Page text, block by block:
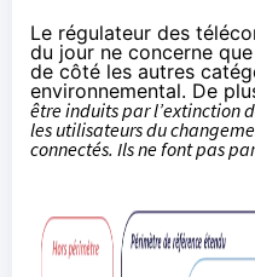
Le régulateur des
du jour ne concerne
de côté les autres
environnemental. De
être induits par l’extinction
les utilisateurs du
connectés. Ils ne font pas